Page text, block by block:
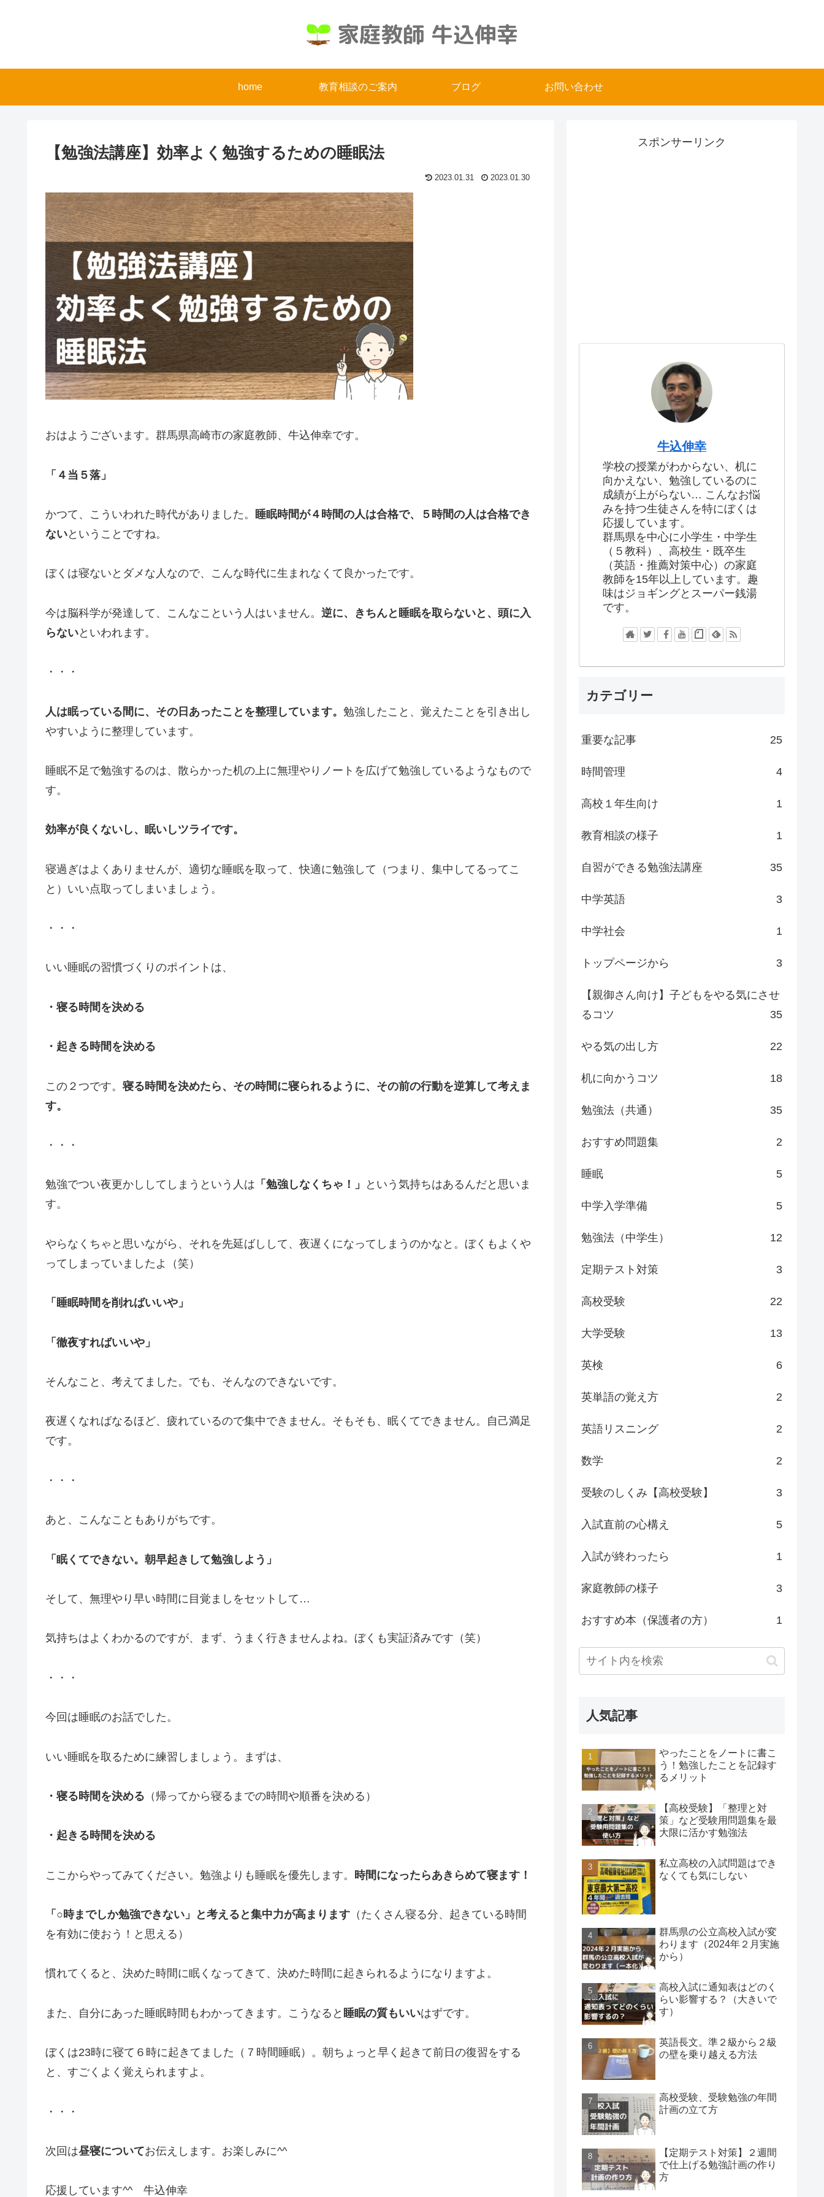
home 教育相談のご案内 ブログ お問い合わせ
【勉強法講座】効率よく勉強するための睡眠法
2023.01.31 2023.01.30
おはようございます。群馬県高崎市の家庭教師、牛込伸幸です。
「４当５落」
かつて、こういわれた時代がありました。 睡眠時間が４時間の人は合格で、５時間の人は合格でき
ないということですね。
ぼくは寝ないとダメな人なので、こんな時代に生まれなくて良かったです。
今は脳科学が発達して、こんなこという人はいません。 逆に、きちんと睡眠を取らないと、頭に入
らないといわれます。
・・・
人は眠っている間に、その日あったことを整理しています。 勉強したこと、覚えたことを引き出し
やすいように整理しています。
睡眠不足で勉強するのは、散らかった机の上に無理やりノートを広げて勉強しているようなもので
す。
効率が良くないし、眠いしツライです。
寝過ぎはよくありませんが、適切な睡眠を取って、快適に勉強して（つまり、集中してるってこ
と）いい点取ってしまいましょう。
・・・
いい睡眠の習慣づくりのポイントは、
・寝る時間を決める
・起きる時間を決める
この２つです。寝る時間を決めたら、その時間に寝られるように、その前の行動を逆算して考えま
す。
・・・
勉強でつい夜更かししてしまうという人は 「勉強しなくちゃ！」
という気持ちはあるんだと思いま
す。
やらなくちゃと思いながら、それを先延ばしして、夜遅くになってしまうのかなと。ぼくもよくや
ってしまっていましたよ（笑）
「睡眠時間を削ればいいや」
「徹夜すればいいや」
そんなこと、考えてました。でも、そんなのできないです。
夜遅くなればなるほど、疲れているので集中できません。そもそも、眠くてできません。自己満足
です。
・・・
あと、こんなこともありがちです。
「眠くてできない。朝早起きして勉強しよう」
そして、無理やり早い時間に目覚ましをセットして…
気持ちはよくわかるのですが、まず、うまく行きませんよね。ぼくも実証済みです（笑）
・・・
今回は睡眠のお話でした。
いい睡眠を取るために練習しましょう。まずは、
・寝る時間を決める （帰ってから寝るまでの時間や順番を決める）
・起きる時間を決める
ここからやってみてください。勉強よりも睡眠を優先します。 時間になったらあきらめて寝ます！
「○時までしか勉強できない」と考えると集中力が高まります （たくさん寝る分、起きている時間
を有効に使おう！と思える）
慣れてくると、決めた時間に眠くなってきて、決めた時間に起きられるようになりますよ。
また、自分にあった睡眠時間もわかってきます。こうなると 睡眠の質もいいはずです。
ぼくは23時に寝て６時に起きてました（７時間睡眠）。朝ちょっと早く起きて前日の復習をする
と、すごくよく覚えられますよ。
・・・
次回は昼寝についてお伝えします。お楽しみに^^
応援しています^^ 牛込伸幸
スポンサーリンク
牛込伸幸
学校の授業がわからない、机に
向かえない、勉強しているのに
成績が上がらない… こんなお悩
みを持つ生徒さんを特にぼくは
応援しています。
群馬県を中心に小学生・中学生
（５教科）、高校生・既卒生
（英語・推薦対策中心）の家庭
教師を15年以上しています。趣
味はジョギングとスーパー銭湯
です。
カテゴリー
重要な記事 25
時間管理 4
高校１年生向け 1
教育相談の様子 1
自習ができる勉強法講座 35
中学英語 3
中学社会 1
トップページから 3
【親御さん向け】子どもをやる気にさせ
るコツ
35
やる気の出し方 22
机に向かうコツ 18
勉強法（共通） 35
おすすめ問題集 2
睡眠 5
中学入学準備 5
勉強法（中学生） 12
定期テスト対策 3
高校受験 22
大学受験 13
英検 6
英単語の覚え方 2
英語リスニング 2
数学 2
受験のしくみ【高校受験】 3
入試直前の心構え 5
入試が終わったら 1
家庭教師の様子 3
おすすめ本（保護者の方） 1
人気記事
やったことをノートに書こ
う！勉強したことを記録す
るメリット
【高校受験】「整理と対
策」など受験用問題集を最
大限に活かす勉強法
私立高校の入試問題はでき
なくても気にしない
群馬県の公立高校入試が変
わります（2024年２月実施
から）
高校入試に通知表はどのく
らい影響する？（大きいで
す）
英語長文。準２級から２級
の壁を乗り越える方法
高校受験、受験勉強の年間
計画の立て方
【定期テスト対策】２週間
で仕上げる勉強計画の作り
方